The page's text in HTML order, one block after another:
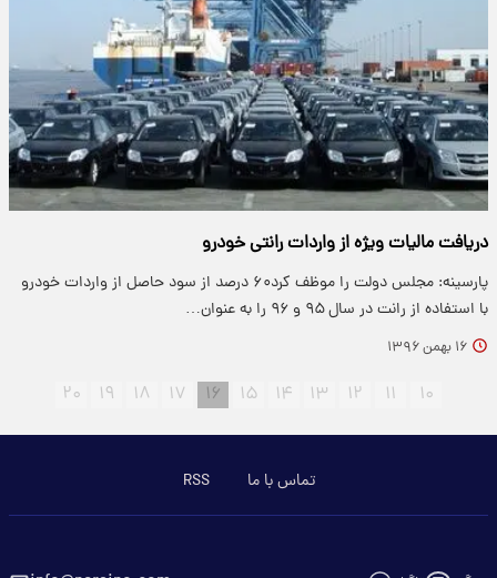
دریافت مالیات ویژه از واردات رانتی خودرو
پارسینه: مجلس دولت را موظف کرد۶۰ درصد از سود حاصل از واردات خودرو
با استفاده از رانت در سال ۹۵ و ۹۶ را به عنوان…
۱۶ بهمن ۱۳۹۶
۱۰ ۱۱ ۱۲ ۱۳ ۱۴ ۱۵ ۱۶ ۱۷ ۱۸ ۱۹ ۲۰
تماس با ما RSS